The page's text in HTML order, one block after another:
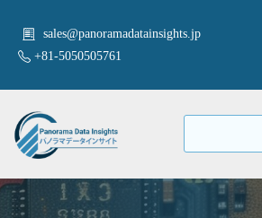
sales@panoramadatainsights.jp
+81-5050505761